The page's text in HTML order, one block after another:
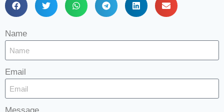
Name
Email